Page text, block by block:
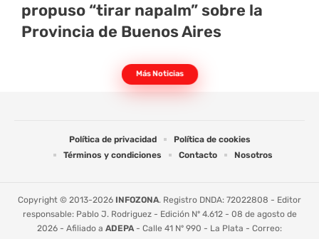
propuso “tirar napalm” sobre la
Provincia de Buenos Aires
Más Noticias
Política de privacidad
Política de cookies
Términos y condiciones
Contacto Nosotros
Copyright © 2013-2026 INFOZONA. Registro DNDA: 72022808 - Editor
responsable: Pablo J. Rodriguez - Edición Nº 4.612 - 08 de agosto de
2026 - Afiliado a ADEPA- Calle 41 Nº 990 - La Plata - Correo: